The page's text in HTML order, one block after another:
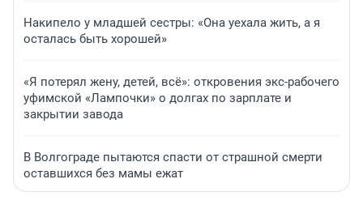
Накипело у младшей сестры: «Она уехала жить, а я
осталась быть хорошей»
«Я потерял жену, детей, всё»: откровения экс-рабочего
уфимской «Лампочки» о долгах по зарплате и
закрытии завода
В Волгограде пытаются спасти от страшной смерти
оставшихся без мамы ежат